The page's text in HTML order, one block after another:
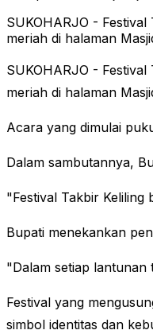
SUKOHARJO -
meriah di halaman
SUKOHARJO -
meriah di halaman
Acara yang dimulai
Dalam sambutannya,
"Festival Takbir Keliling
Bupati menekankan
"Dalam setiap lantunan
Festival yang
simbol identitas dan